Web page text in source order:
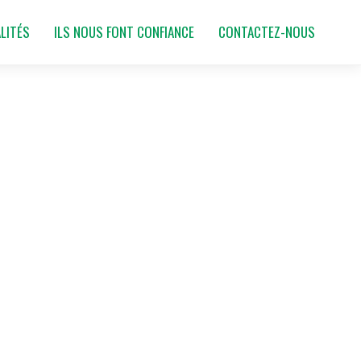
ILS NOUS FONT CONFIANCE CONTACTEZ-NOUS